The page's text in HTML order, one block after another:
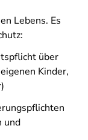
Lebens. Es
über
Kinder,
und